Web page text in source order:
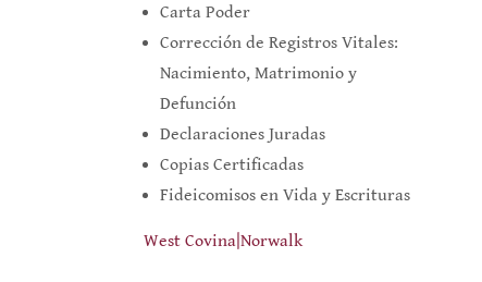
Carta Poder
Corrección de Registros Vitales:
Nacimiento, Matrimonio y
Defunción
Declaraciones Juradas
Copias Certificadas
Fideicomisos en Vida y Escrituras
West Covina Norwalk